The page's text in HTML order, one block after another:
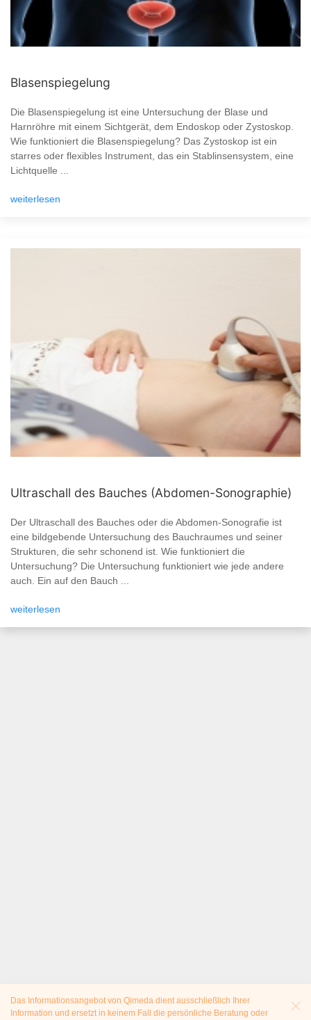
Blasenspiegelung
Die Blasenspiegelung ist eine Untersuchung der Blase und
Harnröhre mit einem Sichtgerät, dem Endoskop oder Zystoskop.
Wie funktioniert die Blasenspiegelung? Das Zystoskop ist ein
starres oder flexibles Instrument, das ein Stablinsensystem, eine
Lichtquelle ...
weiterlesen
Ultraschall des Bauches (Abdomen-Sonographie)
Der Ultraschall des Bauches oder die Abdomen-Sonografie ist
eine bildgebende Untersuchung des Bauchraumes und seiner
Strukturen, die sehr schonend ist. Wie funktioniert die
Untersuchung? Die Untersuchung funktioniert wie jede andere
auch. Ein auf den Bauch ...
weiterlesen
Das Informationsangebot von Qimeda dient ausschließlich Ihrer
Information und ersetzt in keinem Fall die persönliche Beratung oder